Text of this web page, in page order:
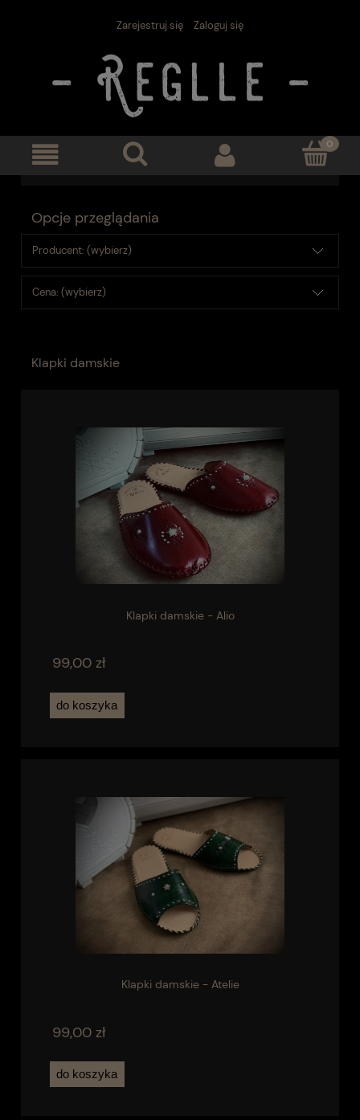
Zarejestruj się Zaloguj się
Opcje przeglądania
Producent: (wybierz)
Cena: (wybierz)
Klapki damskie
Klapki damskie - Alio
99,00 zł
do koszyka
Klapki damskie - Atelie
99,00 zł
do koszyka